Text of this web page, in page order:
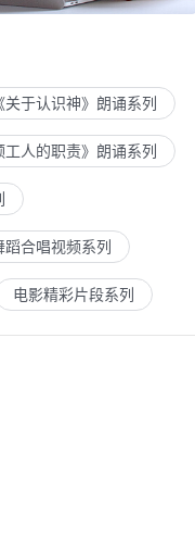
关于认识神》朗诵系列
人的职责》朗诵系列
蹈合唱视频系列
电影精彩片段系列